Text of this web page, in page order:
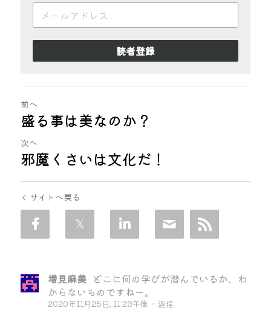
読者登録
前へ
盛る事は美なのか？
次へ
邪魔くさいは文化だ！
サイトへ戻る
増見麻美 どこに何の学びが潜んでいるか、わ
からないものですねー。
2020年11月25日, 11:23午後 · 返信